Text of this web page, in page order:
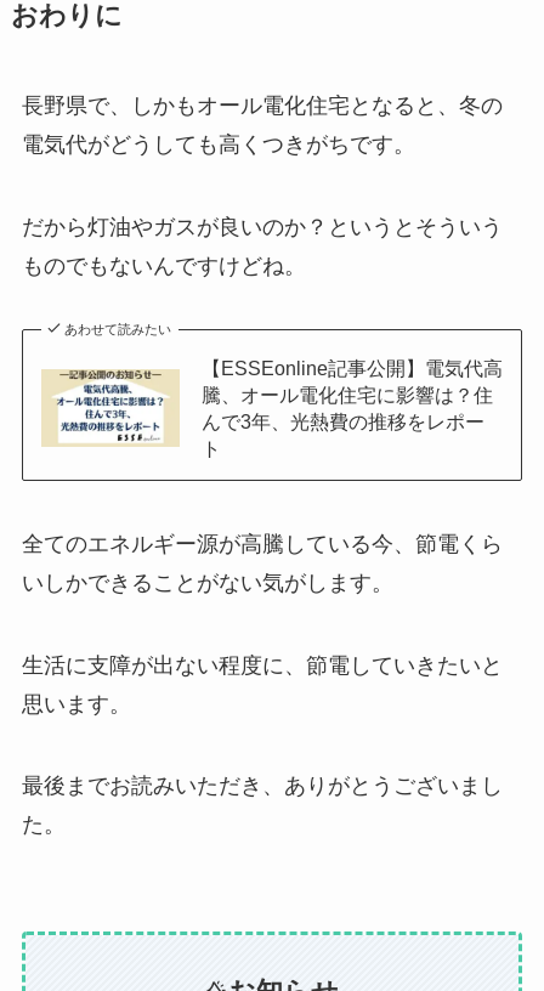
おわりに
長野県で、しかもオール電化住宅となると、冬の
電気代がどうしても高くつきがちです。
だから灯油やガスが良いのか？というとそういう
ものでもないんですけどね。
あわせて読みたい
【ESSEonline記事公開】電気代高
騰、オール電化住宅に影響は？住
んで3年、光熱費の推移をレポー
ト
全てのエネルギー源が高騰している今、節電くら
いしかできることがない気がします。
生活に支障が出ない程度に、節電していきたいと
思います。
最後までお読みいただき、ありがとうございまし
た。